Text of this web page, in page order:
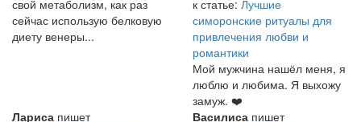
свой метаболизм, как раз
сейчас использую белковую
диету венеры...
к статье: Лучшие
симоронские ритуалы для
привлечения любви и
романтики
Мой мужчина нашёл меня, я
люблю и любима. Я выхожу
замуж. ❤️
Лариса пишет
Василиса пишет